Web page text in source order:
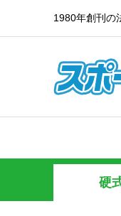
1980年創刊の
硬